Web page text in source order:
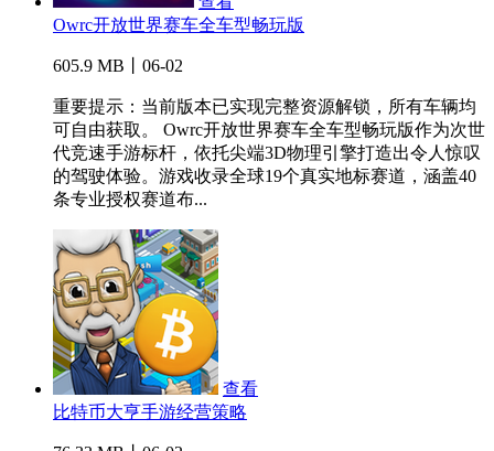
Owrc开放世界赛车全车型畅玩版
605.9 MB丨06-02
重要提示：当前版本已实现完整资源解锁，所有车辆均
可自由获取。 Owrc开放世界赛车全车型畅玩版作为次世
代竞速手游标杆，依托尖端3D物理引擎打造出令人惊叹
的驾驶体验。游戏收录全球19个真实地标赛道，涵盖40
条专业授权赛道布...
查看
比特币大亨手游经营策略